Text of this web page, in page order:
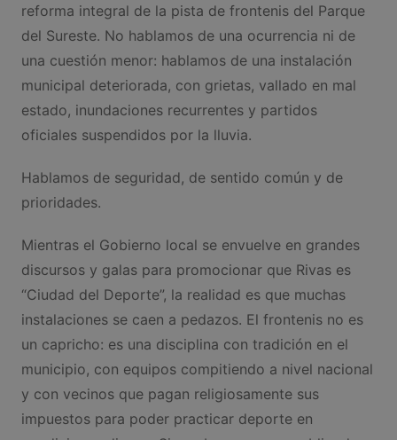
reforma integral de la pista de frontenis del Parque
del Sureste. No hablamos de una ocurrencia ni de
una cuestión menor: hablamos de una instalación
municipal deteriorada, con grietas, vallado en mal
estado, inundaciones recurrentes y partidos
oficiales suspendidos por la lluvia.
Hablamos de seguridad, de sentido común y de
prioridades.
Mientras el Gobierno local se envuelve en grandes
discursos y galas para promocionar que Rivas es
“Ciudad del Deporte”, la realidad es que muchas
instalaciones se caen a pedazos. El frontenis no es
un capricho: es una disciplina con tradición en el
municipio, con equipos compitiendo a nivel nacional
y con vecinos que pagan religiosamente sus
impuestos para poder practicar deporte en